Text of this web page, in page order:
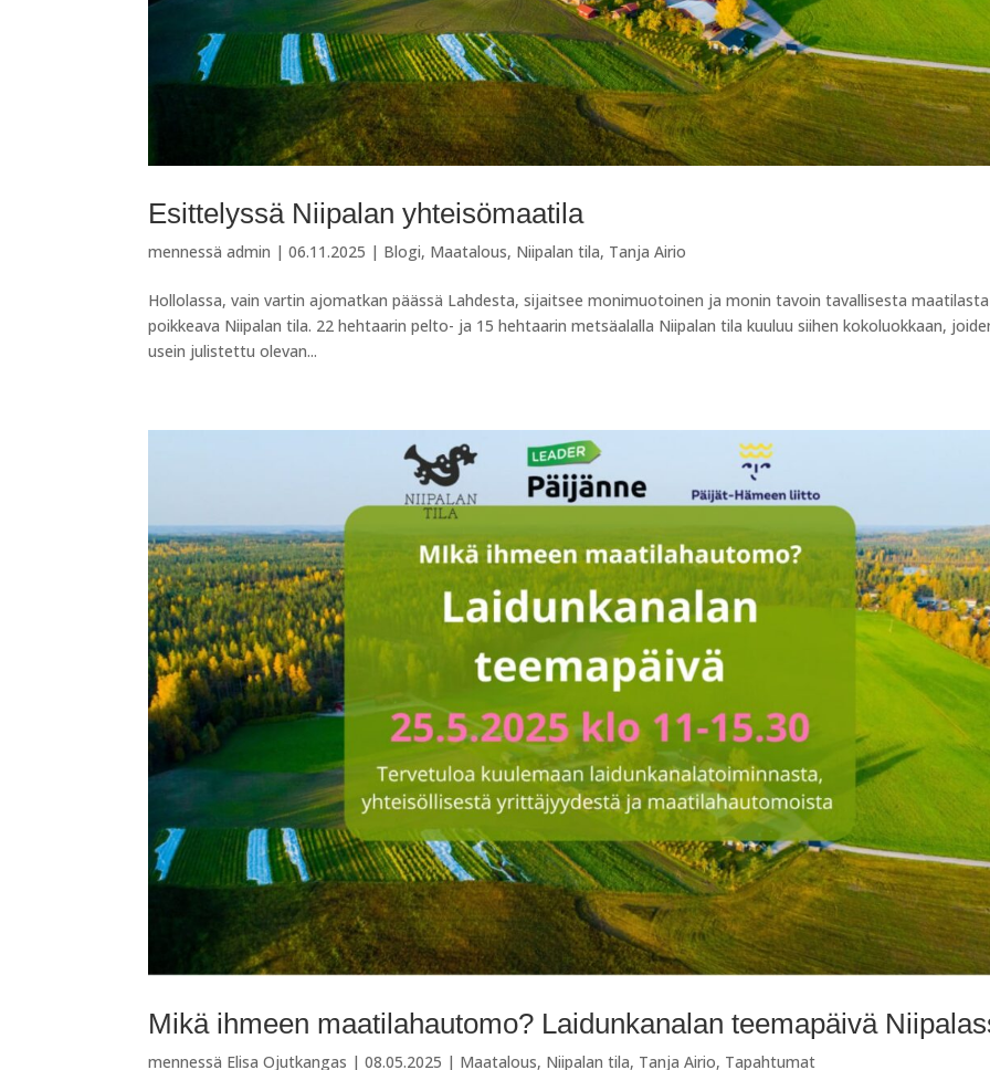
Esittelyssä Niipalan yhteisömaatila
mennessäadmin |06.11.2025 | Blogi, Maatalous, Niipalan tila, Tanja Airio
Hollolassa, vain vartin ajomatkan päässä Lahdesta, sijaitsee monimuotoinen ja monin tavoin tavallisesta maatilasta
poikkeava Niipalan tila. 22 hehtaarin pelto- ja 15 hehtaarin metsäalalla Niipalan tila kuuluu siihen kokoluokkaan,
usein julistettu olevan...
Mikä ihmeen maatilahautomo? Laidunkanalan teemapäivä
mennessä Elisa Ojutkangas |08.05.2025 | Maatalous, Niipalan tila, Tanja Airio, Tapahtumat